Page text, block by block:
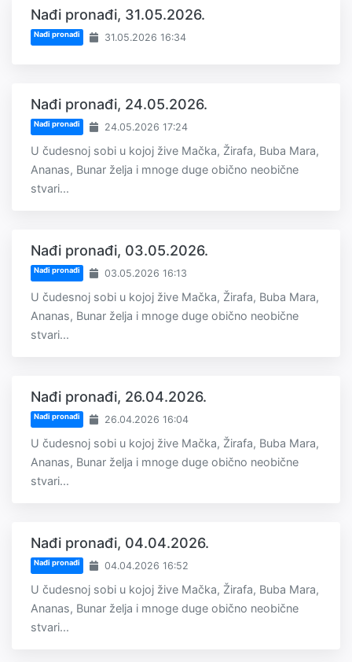
Nađi pronađi, 31.05.2026.
Nađi pronađi 31.05.2026 16:34
Nađi pronađi, 24.05.2026.
Nađi pronađi 24.05.2026 17:24
U čudesnoj sobi u kojoj žive Mačka, Žirafa, Buba Mara,
Ananas, Bunar želja i mnoge duge obično neobične
stvari...
Nađi pronađi, 03.05.2026.
Nađi pronađi 03.05.2026 16:13
U čudesnoj sobi u kojoj žive Mačka, Žirafa, Buba Mara,
Ananas, Bunar želja i mnoge duge obično neobične
stvari...
Nađi pronađi, 26.04.2026.
Nađi pronađi 26.04.2026 16:04
U čudesnoj sobi u kojoj žive Mačka, Žirafa, Buba Mara,
Ananas, Bunar želja i mnoge duge obično neobične
stvari...
Nađi pronađi, 04.04.2026.
Nađi pronađi 04.04.2026 16:52
U čudesnoj sobi u kojoj žive Mačka, Žirafa, Buba Mara,
Ananas, Bunar želja i mnoge duge obično neobične
stvari...